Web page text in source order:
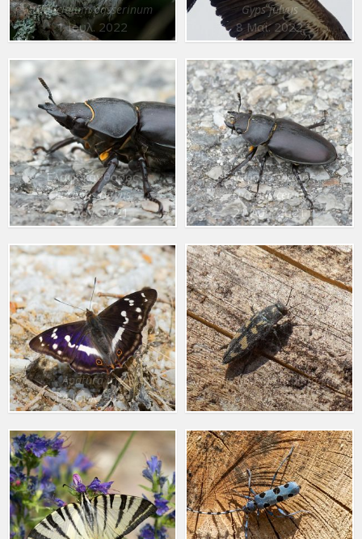
Glaucidium passerinum
1 Ιουλ. 2022
Gyps fulvus
8 Μαΐ. 2022
Ελαφοκάνθαρος
Lucanus cervus
21 Αυγ. 2021
Ελαφοκάνθαρος
Lucanus cervus
21 Αυγ. 2021
Apatura iris
14 Ιουλ. 2021
Buprestis novemmaculata gravida
14 Ιουλ. 2021